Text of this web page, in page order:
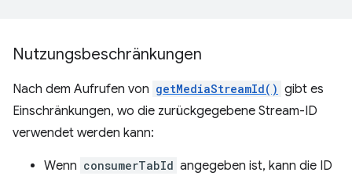
Nutzungsbeschränkungen
Nach dem Aufrufen von getMediaStreamId() gibt es
Einschränkungen, wo die zurückgegebene Stream-ID
verwendet werden kann:
Wenn consumerTabId angegeben ist, kann die ID